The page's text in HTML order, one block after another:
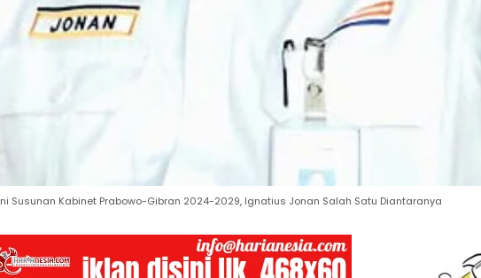
Susunan Kabinet Prabowo-Gibran 2024-2029, Ignatius Jonan Salah Satu Diantaranya